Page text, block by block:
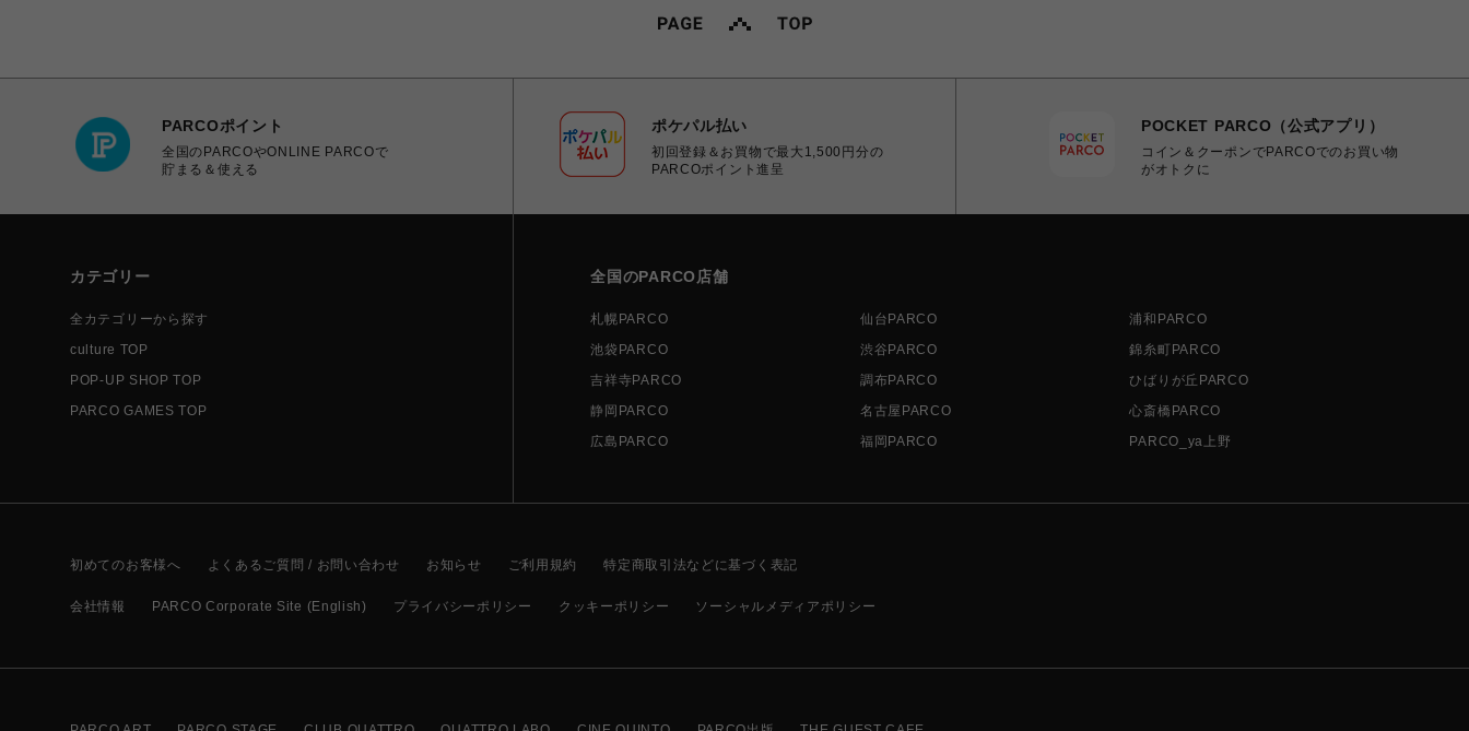
PARCOポイント
全国のPARCOやONLINE PARCOで
貯まる＆使える
ポケパル払い
初回登録＆お買物で最大1,500円分の
PARCOポイント進呈
POCKET PARCO（公式アプリ）
コイン＆クーポンでPARCOでのお買い物
がオトクに
カテゴリー
全カテゴリーから探す
culture TOP
POP-UP SHOP TOP
PARCO GAMES TOP
全国のPARCO店舗
札幌PARCO 仙台PARCO
浦和PARCO
池袋PARCO
渋谷PARCO
錦糸町PARCO
吉祥寺PARCO
調布PARCO
ひばりが丘PARCO
静岡PARCO
名古屋PARCO
心斎橋PARCO
広島PARCO
福岡PARCO PARCO_ya上野
初めてのお客様へ よくあるご質問 / お問い合わせ お知らせ ご利用規約 特定商取引法などに基づく表記
会社情報 PARCO Corporate Site (English) プライバシーポリシー クッキーポリシー ソーシャルメディアポリシー